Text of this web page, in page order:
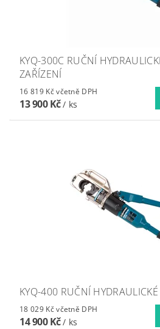
KYQ-300C RUČNÍ
ZAŘÍZENÍ
16 819 Kč včetně DPH
13 900 Kč/ ks
KYQ-400 RUČNÍ
18 029 Kč včetně DPH
14 900 Kč/ ks